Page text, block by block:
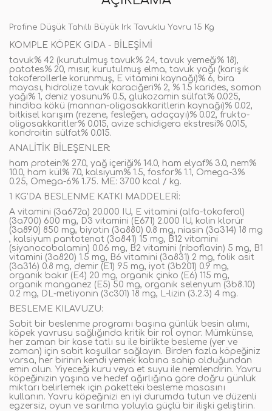
Profine Düşük Tahıllı Büyük Irk Tavuklu Yavru 15 Kg
KOMPLE KÖPEK GIDA - BİLEŞİMİ
tavuk% 42 (kurutulmuş tavuk% 24, tavuk yemeği% 18),
patates% 20, mısır, kurutulmuş elma, tavuk yağı (karışık
tokoferollerle korunmuş, E vitamini kaynağı)% 6, bira
mayası, hidrolize tavuk karaciğeri% 2, % 1.5 karides, somon
yağı% 1, deniz yosunu% 0.5, glukozamin sülfat% 0.025,
hindiba kökü (mannan-oligosakkaritlerin kaynağı)% 0.02,
bitkisel karışım (rezene, fesleğen, adaçayı)% 0.02, frukto-
oligosakkaritler% 0.015, avize schidigera ekstresi% 0.015,
kondroitin sülfat% 0.015.
ANALİTİK BİLEŞENLER:
ham protein% 27.0, yağ içeriği% 14.0, ham elyaf% 3.0, nem%
10.0, ham kül% 7.0, kalsiyum% 1.5, fosfor% 1.1, Omega-3%
0.25, Omega-6% 1.75. ME: 3700 kcal / kg.
1 KG'DA BESLENME KATKI MADDELERİ:
A vitamini (3a672a) 20.000 IU, E vitamini (alfa-tokoferol)
(3a700) 600 mg, D3 vitamini (E671) 2.000 IU, kolin klorür
(3a890) 850 mg, biyotin (3a880) 0.8 mg, niasin (3a314) 18 mg
, kalsiyum pantotenat (3a841) 15 mg, B12 vitamini
(siyanocobalamin) 0.06 mg, B2 vitamini (riboflavin) 5 mg, B1
vitamini (3a820) 1.5 mg, B6 vitamini (3a831) 2 mg, folik asit
(3a316) 0.8 mg, demir (E1) 95 mg, iyot (3b201) 0.9 mg,
organik bakır (E4) 20 mg, organik çinko (E6) 115 mg,
organik manganez (E5) 50 mg, organik selenyum (3b8.10)
0.2 mg, DL-metiyonin (3c301) 18 mg, L-lizin (3.2.3) 4 mg.
BESLEME KILAVUZU:
Sabit bir beslenme programı başına günlük besin alımı,
köpek yavrusu sağlığında kritik bir rol oynar. Mümkünse,
her zaman bir kase tatlı su ile birlikte besleme (yer ve
zaman) için sabit koşullar sağlayın. Birden fazla köpeğiniz
varsa, her birinin kendi yemek kabına sahip olduğundan
emin olun. Yiyeceği kuru veya et suyu ile nemlendirin. Yavru
köpeğinizin yaşına ve hedef ağırlığına göre doğru günlük
miktarı belirlemek için paketteki besleme masasını
kullanın. Yavru köpeğinizi en iyi durumda tutun ve düzenli
egzersiz, oyun ve sarılma yoluyla güçlü bir ilişki geliştirin.